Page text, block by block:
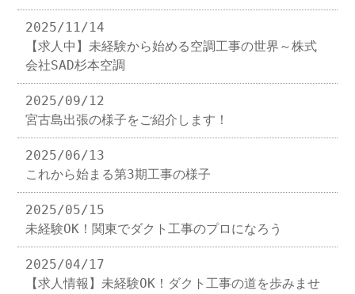
2025/11/14
【求人中】未経験から始める空調工事の世界～株式
会社SAD杉本空調
2025/09/12
宮古島出張の様子をご紹介します！
2025/06/13
これから始まる第3期工事の様子
2025/05/15
未経験OK！関東でダクト工事のプロになろう
2025/04/17
【求人情報】未経験OK！ダクト工事の道を歩みませ